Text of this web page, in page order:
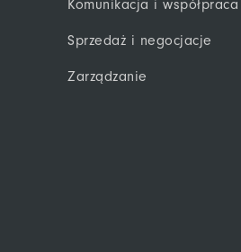
Komunikacja i współpraca
Sprzedaż i negocjacje
Zarządzanie